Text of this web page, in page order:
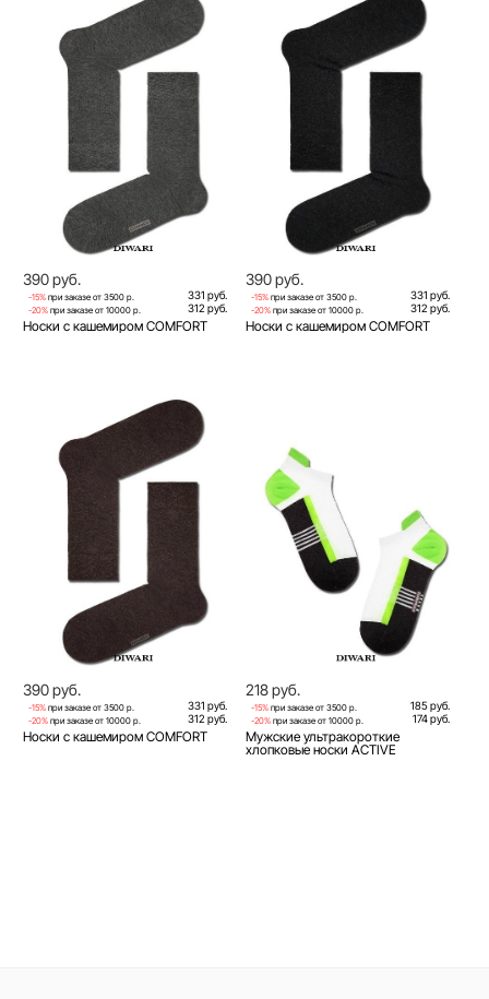
390 руб.
-15% при заказе от 3500 р. 331 руб.
-20% при заказе от 10000 р. 312 руб.
Носки с кашемиром COMFORT
390 руб.
-15% при заказе от 3500 р. 331 руб.
-20% при заказе от 10000 р. 312 руб.
Носки с кашемиром COMFORT
390 руб.
-15% при заказе от 3500 р. 331 руб.
-20% при заказе от 10000 р. 312 руб.
Носки с кашемиром COMFORT
218 руб.
-15% при заказе от 3500 р. 185 руб.
-20% при заказе от 10000 р. 174 руб.
Мужские ультракороткие
хлопковые носки ACTIVE